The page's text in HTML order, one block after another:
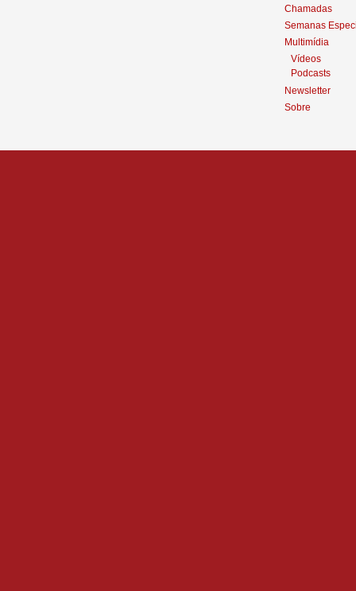
Chamadas
Semanas
Multimídia
Vídeos
Podcasts
Newsletter
Sobre